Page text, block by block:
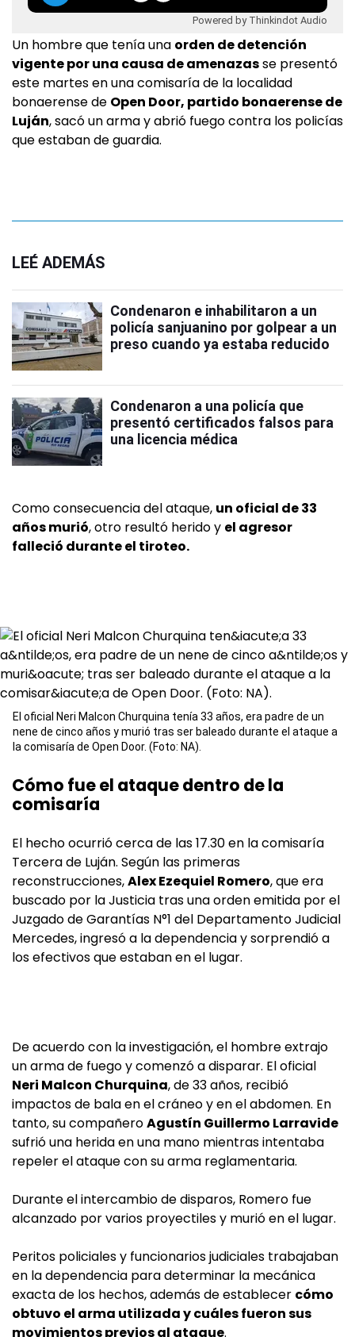
Powered by Thinkindot Audio
Un hombre que tenía una orden de detención
vigente por una causa de amenazasse presentó
este martes en una comisaría de la localidad
bonaerense de Open Door, partido bonaerense de
Luján, sacó un arma y abrió fuego contra los policías
que estaban de guardia.
LEÉ ADEMÁS
Condenaron e inhabilitaron a un
policía sanjuanino por golpear a un
preso cuando ya estaba reducido
Condenaron a una policía que
presentó certificados falsos para
una licencia médica
Como consecuencia del ataque, un oficial de 33
años murió, otro resultó herido y el agresor
falleció durante el tiroteo.
El oficial Neri Malcon Churquina tenía 33 años, era padre de un
nene de cinco años y murió tras ser baleado durante el ataque a
la comisaría de Open Door. (Foto: NA).
Cómo fue el ataque dentro de la
comisaría
El hecho ocurrió cerca de las 17.30 en la comisaría
Tercera de Luján. Según las primeras
reconstrucciones,Alex Ezequiel Romero, que era
buscado por la Justicia tras una orden emitida por el
Juzgado de Garantías N°1 del Departamento Judicial
Mercedes, ingresó a la dependencia y sorprendió a
los efectivos que estaban en el lugar.
De acuerdo con la investigación, el hombre extrajo
un arma de fuego y comenzó a disparar. El oficial
Neri Malcon Churquina, de 33 años, recibió
impactos de bala en el cráneo y en el abdomen. En
tanto, su compañeroAgustín Guillermo Larravide
sufrió una herida en una mano mientras intentaba
repeler el ataque con su arma reglamentaria.
Durante el intercambio de disparos, Romero fue
alcanzado por varios proyectiles y murió en el lugar.
Peritos policiales y funcionarios judiciales trabajaban
en la dependencia para determinar la mecánica
exacta de los hechos, además de establecer cómo
obtuvo el arma utilizada y cuáles fueron sus
movimientos previos al ataque.